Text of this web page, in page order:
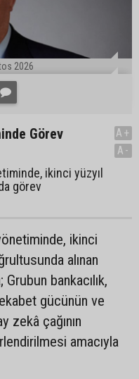
2026
Görev
ikinci yüzyıl
görev
A+
A-
ikinci
alınan
bankacılık,
gücünün ve
zekâ çağının
amacıyla